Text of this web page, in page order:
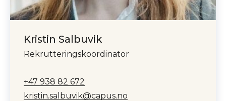
Kristin Salbuvik
Rekrutteringskoordinator
+47 938 82 672
kristin.salbuvik@capus.no